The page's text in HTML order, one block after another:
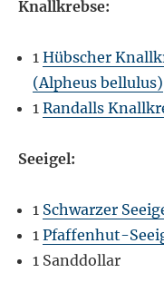
Knallkrebse:
1Hübscher
(Alpheus bellulus)
1Randalls
Seeigel:
1 Schwarzer
1Pfaffenhut-
1 Sanddollar